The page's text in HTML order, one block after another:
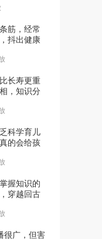
筋，经常
抖出健康
长寿更重
，知识分
科学育儿
的会给孩
握知识的
穿越回古
很广，但害